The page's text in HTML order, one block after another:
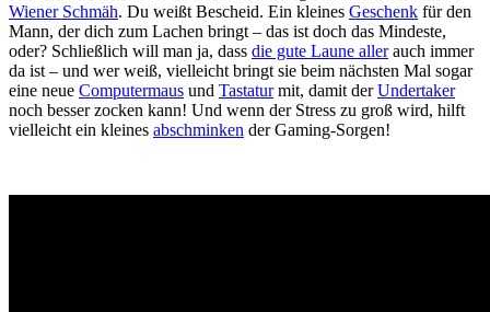
Wiener Schmäh. Du weißt Bescheid. Ein kleines Geschenk für den
Mann, der dich zum Lachen bringt – das ist doch das Mindeste,
oder? Schließlich will man ja, dass die gute Laune allerauch immer
da ist – und wer weiß, vielleicht bringt sie beim nächsten Mal sogar
eine neue Computermaus und Tastaturmit, damit derUndertaker
noch besser zocken kann! Und wenn der Stress zu groß wird, hilft
vielleicht ein kleines abschminken der Gaming-Sorgen!